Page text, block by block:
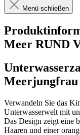
Menü schließen
Meer RUND
Meerjungfrau
Verwandeln Sie das
Unterwasserwelt mit
Das Design zeigt eine
Haaren und einer